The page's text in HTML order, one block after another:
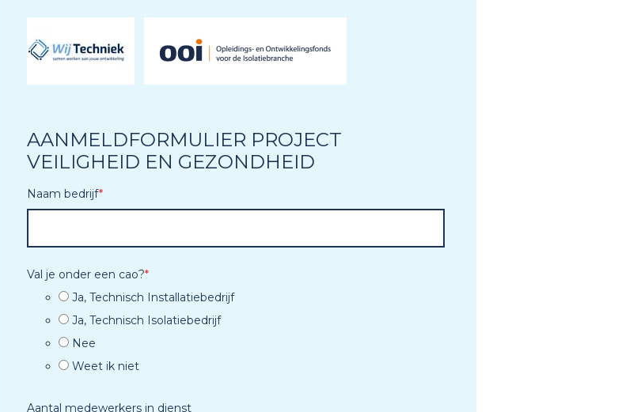
AANMELDFORMULIER PROJECT
VEILIGHEID EN GEZONDHEID
Naam bedrijf*
Val je onder een cao?*
Ja, Technisch Installatiebedrijf
Ja, Technisch Isolatiebedrijf
Nee
Weet ik niet
Aantal medewerkers in dienst